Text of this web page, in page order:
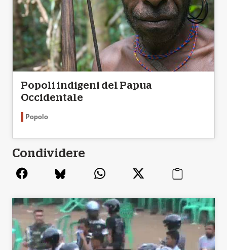
Popoli indigeni del Papua
Occidentale
Popolo
Condividere